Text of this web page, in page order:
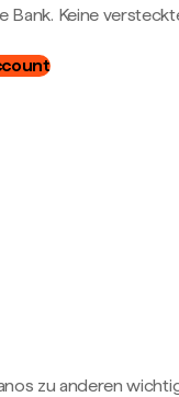
Bank. Keine
zu anderen